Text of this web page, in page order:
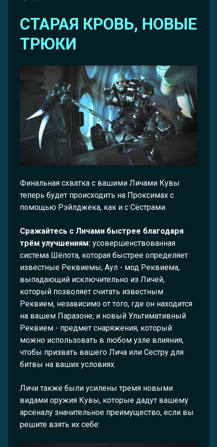
СТАРАЯ КРОВЬ, НОВЫЕ
ТРЮКИ
Финальная схватка с вашими Личами Кувы
теперь будет происходить на Проксимах с
помощью Рэйлджека, как и с Сёстрами.
Сражайтесь с Личами быстрее благодаря
трём улучшениям: усовершенствованная
система Шёпота, которая быстрее определяет
известные Реквиемы; Аул - мод Реквиема,
выпадающий исключительно из Личей,
который позволяет считать известным
Реквием, независимо от того, где он находится
на вашем Паразоне; и новый Ультимативный
Реквием - предмет снаряжения, который
можно использовать в любом узле влияния,
чтобы призвать вашего Лича или Сестру для
битвы на ваших условиях.
Личи также были усилены тремя новыми
видами оружия Кувы, которые дадут вашему
арсеналу значительное преимущество, если вы
решите взять их себе: